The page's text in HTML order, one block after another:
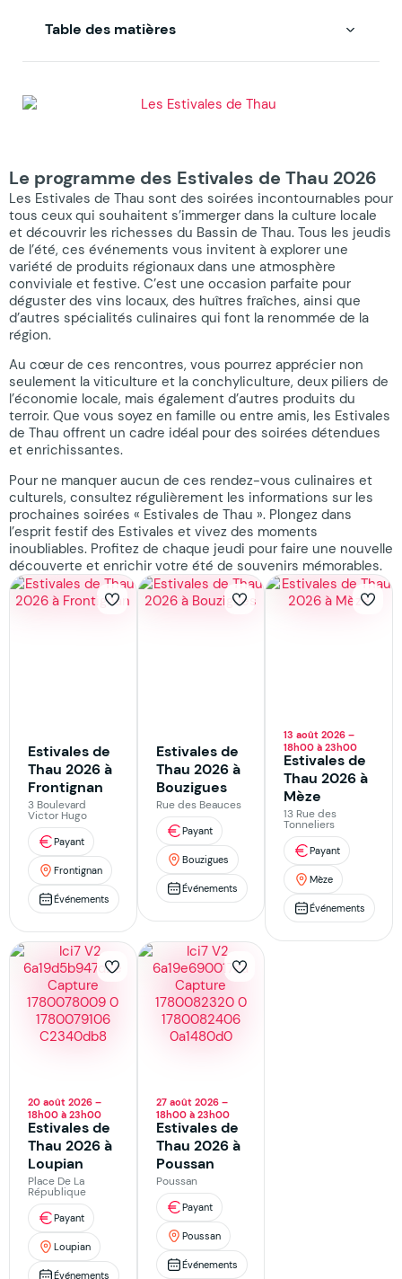
Table des matières
Le programme des Estivales de Thau 2026
Les Estivales de Thau sont des soirées incontournables pour
tous ceux qui souhaitent s’immerger dans la culture locale
et découvrir les richesses du Bassin de Thau. Tous les jeudis
de l’été, ces événements vous invitent à explorer une
variété de produits régionaux dans une atmosphère
conviviale et festive. C’est une occasion parfaite pour
déguster des vins locaux, des huîtres fraîches, ainsi que
d’autres spécialités culinaires qui font la renommée de la
région.
Au cœur de ces rencontres, vous pourrez apprécier non
seulement la viticulture et la conchyliculture, deux piliers de
l’économie locale, mais également d’autres produits du
terroir. Que vous soyez en famille ou entre amis, les Estivales
de Thau offrent un cadre idéal pour des soirées détendues
et enrichissantes.
Pour ne manquer aucun de ces rendez-vous culinaires et
culturels, consultez régulièrement les informations sur les
prochaines soirées « Estivales de Thau ». Plongez dans
l’esprit festif des Estivales et vivez des moments
inoubliables. Profitez de chaque jeudi pour faire une nouvelle
découverte et enrichir votre été de souvenirs mémorables.
Estivales de
Thau 2026 à
Frontignan
3 Boulevard
Victor Hugo
Payant
Frontignan
Événements
Estivales de
Thau 2026 à
Bouzigues
Rue des Beauces
Payant
Bouzigues
Événements
13 août 2026 –
18h00 à 23h00
Estivales de
Thau 2026 à
Mèze
13 Rue des
Tonneliers
Payant
Mèze
Événements
20 août 2026 –
18h00 à 23h00
Estivales de
Thau 2026 à
Loupian
Place De La
République
Payant
Loupian
Événements
27 août 2026 –
18h00 à 23h00
Estivales de
Thau 2026 à
Poussan
Poussan
Payant
Poussan
Événements